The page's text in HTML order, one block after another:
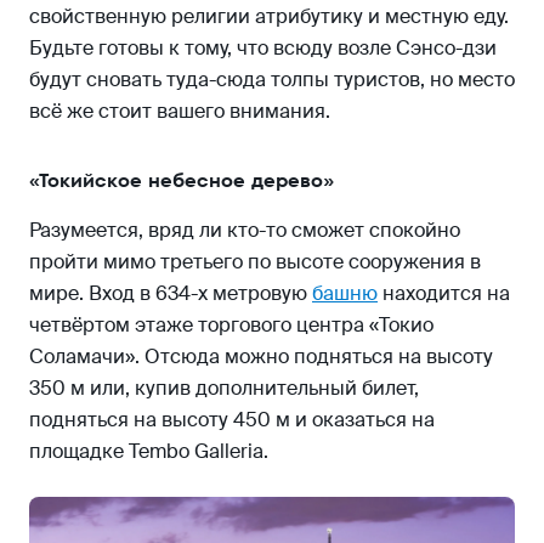
свойственную религии атрибутику и местную еду.
Будьте готовы к тому, что всюду возле Сэнсо-дзи
будут сновать туда-сюда толпы туристов, но место
всё же стоит вашего внимания.
«Токийское небесное дерево»
Разумеется, вряд ли кто-то сможет спокойно
пройти мимо третьего по высоте сооружения в
мире. Вход в 634-х метровуюбашню находится на
четвёртом этаже торгового центра «Токио
Соламачи». Отсюда можно подняться на высоту
350 м или, купив дополнительный билет,
подняться на высоту 450 м и оказаться на
площадке Tembo Galleria.